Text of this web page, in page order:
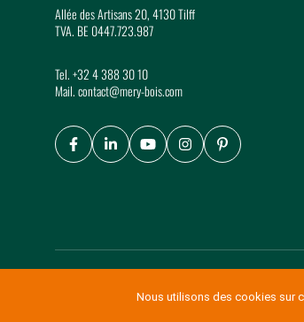
Allée des Artisans 20, 4130 Tilff
TVA. BE 0447.723.987
Tel.+32 4 388 30 10
Mail.contact@mery-bois.com
Facebook
LinkedIn
YoutubeInstagram
Pinterest
Nous utilisons des cookies sur